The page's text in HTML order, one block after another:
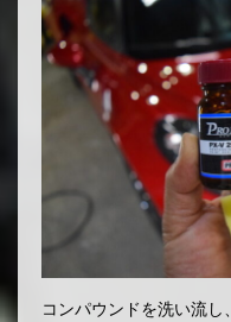
コンパウンドを洗い流し